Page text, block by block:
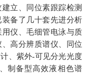
立、同位素跟踪检测
备了几十套先进分析
仪、毛细管电泳与质
高分辨质谱仪、同位
、紫外-可见分光光度
制备型高效液相色谱